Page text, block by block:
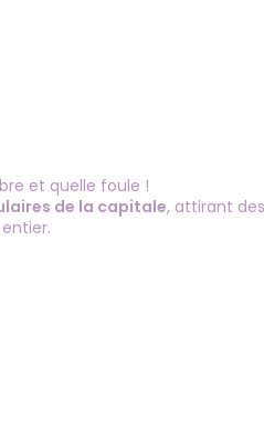
et quelle foule !
de la capitale, attirant des